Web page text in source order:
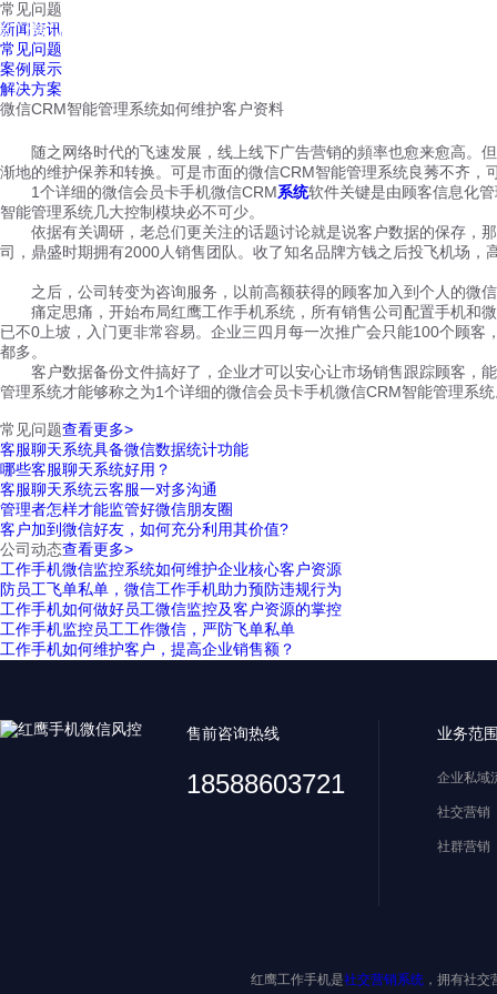
红鹰工作手机
常见问题
新闻资讯
常见问题
案例展示
解决方案
微信CRM智能管理系统如何维护客户资料
随之网络时代的飞速发展，线上线下广告营销的頻率也愈来愈高。
渐地的维护保养和转换。可是市面的微信CRM智能管理系统良莠不齐
1个详细的微信会员卡手机微信CRM系统软件关键是由顾客信息化
智能管理系统几大控制模块必不可少。
依据有关调研，老总们更关注的话题讨论就是说客户数据的保存，
司，鼎盛时期拥有2000人销售团队。收了知名品牌方钱之后投飞机场
之后，公司转变为咨询服务，以前高额获得的顾客加入到个人的微
痛定思痛，开始布局红鹰工作手机系统，所有销售公司配置手机和
已不0上坡，入门更非常容易。企业三四月每一次推广会只能100个顾
都多。
客户数据备份文件搞好了，企业才可以安心让市场销售跟踪顾客，
管理系统才能够称之为1个详细的微信会员卡手机微信CRM智能管理系
常见问题查看更多>
客服聊天系统具备微信数据统计功能
哪些客服聊天系统好用？
客服聊天系统云客服一对多沟通
管理者怎样才能监管好微信朋友圈
客户加到微信好友，如何充分利用其价值?
公司动态查看更多>
工作手机微信监控系统如何维护企业核心客户资源
防员工飞单私单，微信工作手机助力预防违规行为
工作手机如何做好员工微信监控及客户资源的掌控
工作手机监控员工工作微信，严防飞单私单
工作手机如何维护客户，提高企业销售额？
售前咨询热线
18588603721
业务范
企业私域
社交营销
社群营销
红鹰工作手机是社交营销系统 ，拥有社